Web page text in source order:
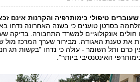
טיפולי כימותרפיה והקרנות אינם
בסרטן טוענים כי בשנה האחרונה נדחו
חולים אונקולוגיים למשרד התחבורה. בדיקה
את טענת האגודה. מבירור שערך המרכז מול
כרם ותל השומר - עולה כי נדחו "בקשות תג
האינטנסיבי ביותר".